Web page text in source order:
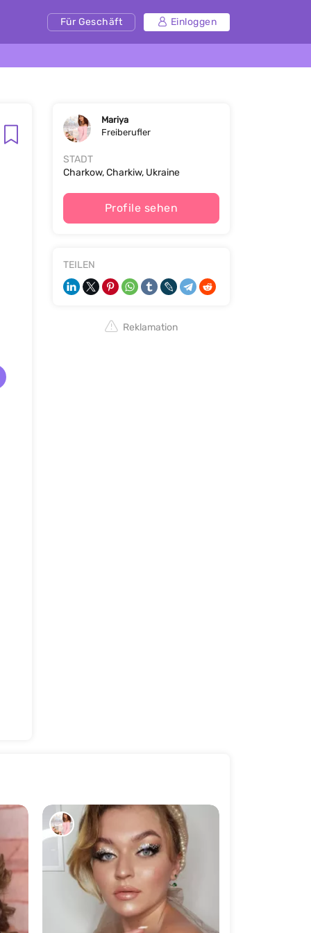
Für Geschäft Einloggen
Mariya
Freiberufler
STADT
Charkow, Charkiw, Ukraine
Profile sehen
TEILEN
Reklamation